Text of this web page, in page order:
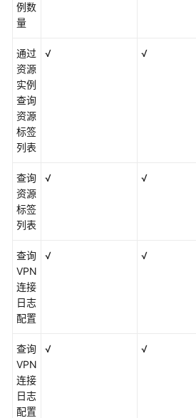
例数
量
通过
资源
实例
查询
资源
标签
列表
√ √
查询
资源
标签
列表
√ √
查询
VPN
连接
日志
配置
√ √
查询
VPN
连接
日志
配置
√ √